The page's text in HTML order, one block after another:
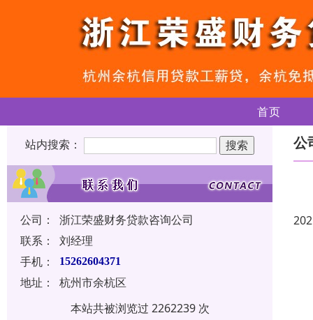
首页
站内搜索：
公司：
浙江荣盛财务贷款咨询公司
联系：
刘经理
手机：
15262604371
地址：
杭州市余杭区
本站共被浏览过 2262239 次
公